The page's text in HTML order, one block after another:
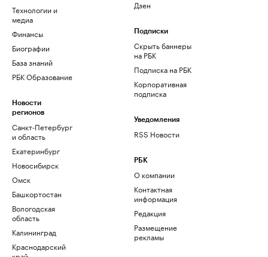
Технологии и
медиа
Финансы
Биографии
База знаний
РБК Образование
Новости
регионов
Санкт-Петербург
и область
Екатеринбург
Новосибирск
Омск
Башкортостан
Вологодская
область
Калининград
Краснодарский
Дзен
Подписки
Скрыть баннеры
на РБК
Подписка на РБК
Корпоративная
подписка
Уведомления
RSS Новости
РБК
О компании
Контактная
информация
Редакция
Размещение
рекламы